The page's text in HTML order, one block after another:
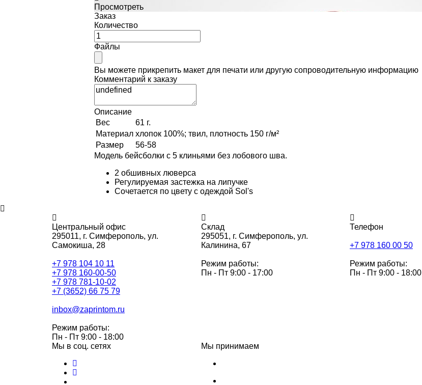
Просмотреть
Заказ
Количество
Файлы
Вы можете прикрепить макет для печати или другую сопроводительную информацию
Комментарий к заказу
Описание
Вес
61 г.
Материал хлопок 100%; твил, плотность 150 г/м²
Размер
56-58
Модель бейсболки с 5 клиньями без лобового шва.
2 обшивных люверса
Регулируемая застежка на липучке
Сочетается по цвету с одеждой Sol's
Центральный офис
295011, г. Симферополь, ул.
Самокиша, 28
+7 978 104 10 11
+7 978 160-00-50
+7 978 781-10-02
+7 (3652) 66 75 79
inbox@zaprintom.ru
Режим работы:
Пн - Пт 9:00 - 18:00
Склад
295051, г. Симферополь, ул.
Калинина, 67
Режим работы:
Пн - Пт 9:00 - 17:00
Телефон
+7 978 160 00 50
Режим работы:
Пн - Пт 9:00 - 18:00
Мы в соц. сетях Мы принимаем